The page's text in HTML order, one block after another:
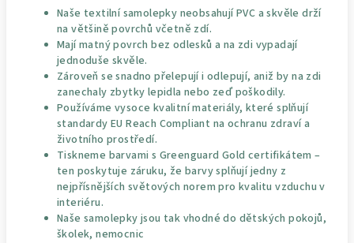
Naše textilní samolepky neobsahují PVC a skvěle drží
na většině povrchů včetně zdí.
Mají matný povrch bez odlesků a na zdi vypadají
jednoduše skvěle.
Zároveň se snadno přelepují i odlepují, aniž by na zdi
zanechaly zbytky lepidla nebo zeď poškodily.
Používáme vysoce kvalitní materiály, které splňují
standardy EU Reach Compliant na ochranu zdraví a
životního prostředí.
Tiskneme barvami s Greenguard Gold certifikátem –
ten poskytuje záruku, že barvy splňují jedny z
nejpřísnějších světových norem pro kvalitu vzduchu v
interiéru.
Naše samolepky jsou tak vhodné do dětských pokojů,
školek, nemocnic